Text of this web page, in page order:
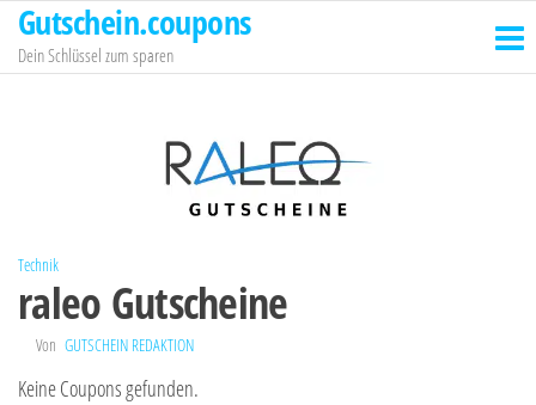
Zum
Inhalt
springen
Gutschein.coupons
Dein Schlüssel zum sparen
Technik
raleo Gutscheine
Von GUTSCHEIN REDAKTION
Keine Coupons gefunden.